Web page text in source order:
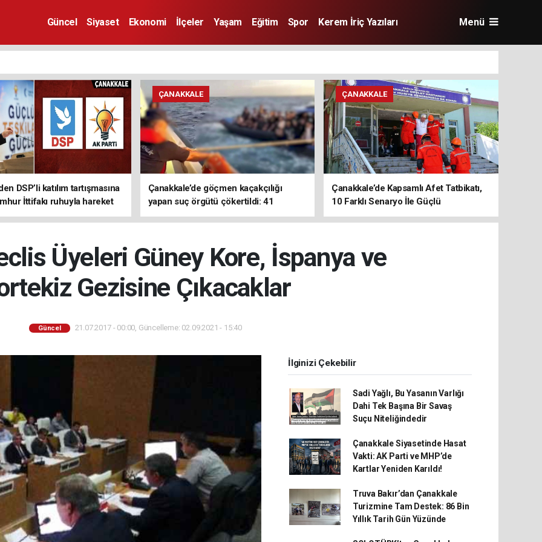
Güncel Siyaset Ekonomi İlçeler Yaşam Eğitim Spor Kerem İriç Yazıları Menü
DSP’li katılım tartışmasına
İttifakı ruhuyla hareket
ÇANAKKALE
Çanakkale’de göçmen kaçakçılığı
yapan suç örgütü çökertildi: 41
tutuklama
ÇANAKKALE
Çanakkale’de Kapsamlı Afet Tatbikatı,
10 Farklı Senaryo İle Güçlü
Koordinasyon
Üyeleri Güney Kore, İspanya ve
Gezisine Çıkacaklar
Güncel 21.07.2017 - 00:00, Güncelleme: 02.09.2021 - 15:40
İlginizi Çekebilir
Sadi Yağlı, Bu Yasanın Varlığı
Dahi Tek Başına Bir Savaş
Suçu Niteliğindedir
Çanakkale Siyasetinde Hasat
Vakti: AK Parti ve MHP’de
Kartlar Yeniden Karıldı!
Truva Bakır’dan Çanakkale
Turizmine Tam Destek: 86 Bin
Yıllık Tarih Gün Yüzünde